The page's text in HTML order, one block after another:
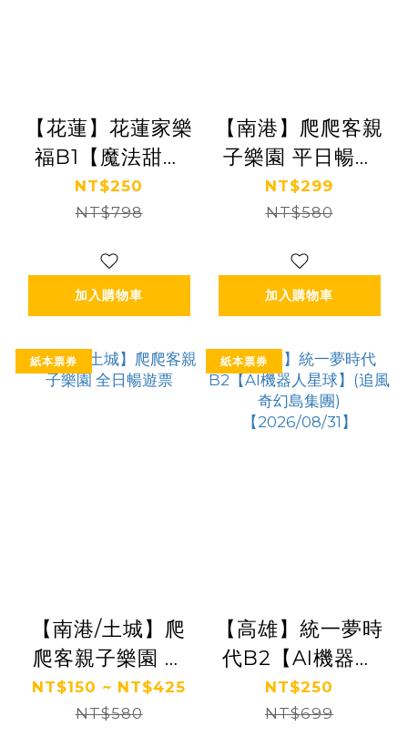
【花蓮】花蓮家樂
福B1【魔法甜點
屋】(追風奇幻島
集團)
NT$250
NT$798
加入購物車
【南港】爬爬客親
子樂園 平日暢遊
票
NT$299
NT$580
加入購物車
紙本票券
【南港/土城】爬
爬客親子樂園 全
日暢遊票
NT$150 ~ NT$425
NT$580
紙本票券
【高雄】統一夢時
代B2【AI機器人
星球】(追風奇幻
島集團)
NT$250
NT$699